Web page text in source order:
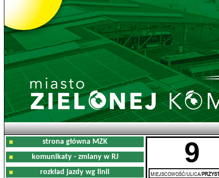
strona główna MZK
komunikaty - zmiany w RJ
rozkład jazdy wg linii
9
MIEJSCOWOŚĆ/ULICA/